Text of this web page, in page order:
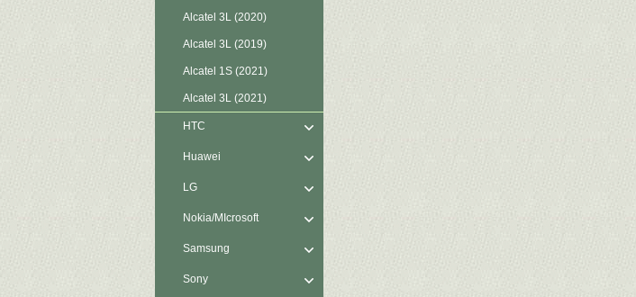
Alcatel 3L (2020)
Alcatel 3L (2019)
Alcatel 1S (2021)
Alcatel 3L (2021)
HTC
Huawei
LG
Nokia/MIcrosoft
Samsung
Sony